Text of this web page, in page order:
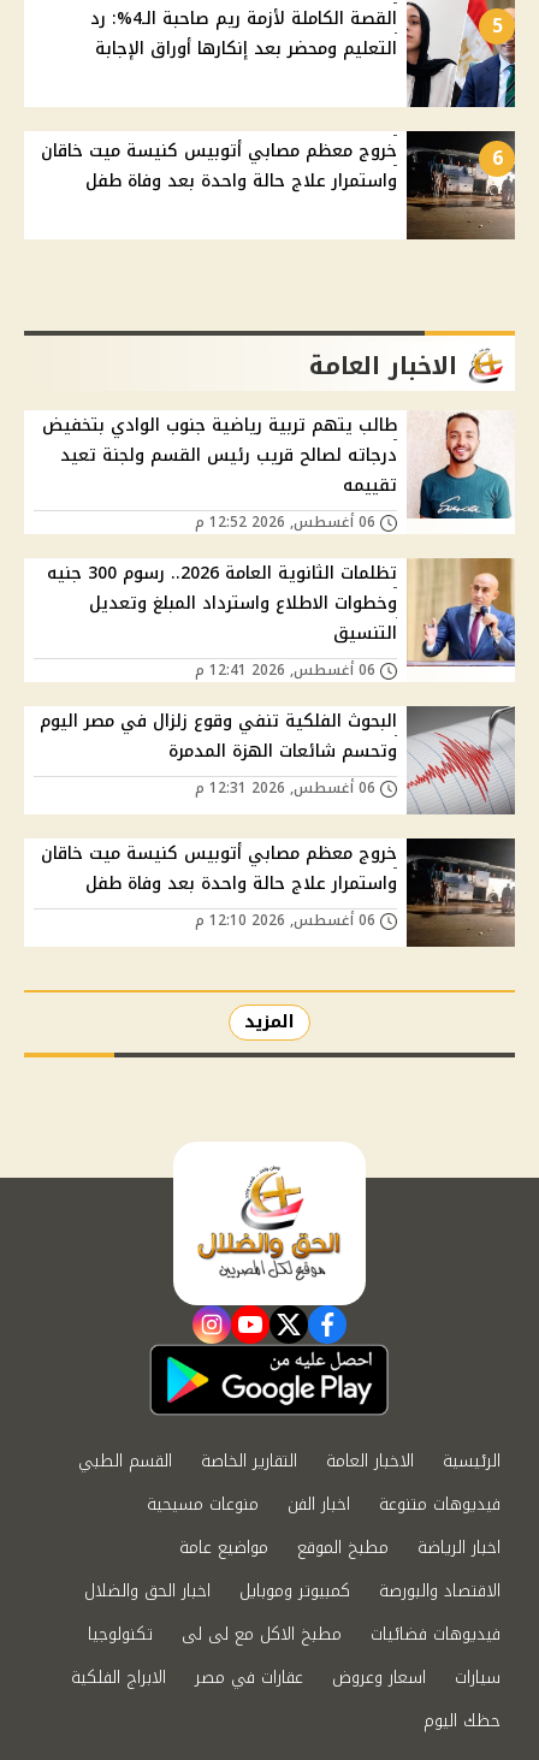
5
القصة الكاملة لأزمة ريم صاحبة الـ4%: رد
التعليم ومحضر بعد إنكارها أوراق الإجابة
6
خروج معظم مصابي أتوبيس كنيسة ميت خاقان
واستمرار علاج حالة واحدة بعد وفاة طفل
الاخبار العامة
طالب يتهم تربية رياضية جنوب الوادي بتخفيض
درجاته لصالح قريب رئيس القسم ولجنة تعيد
تقييمه
تظلمات الثانوية العامة 2026.. رسوم 300 جنيه
وخطوات الاطلاع واسترداد المبلغ وتعديل
التنسيق
البحوث الفلكية تنفي وقوع زلزال في مصر اليوم
وتحسم شائعات الهزة المدمرة
خروج معظم مصابي أتوبيس كنيسة ميت خاقان
واستمرار علاج حالة واحدة بعد وفاة طفل
المزيد
facebook
twitter
youtube
instagram
الرئيسية الاخبار العامة التقارير الخاصة
القسم الطبي
فيديوهات متنوعة
اخبار الفن
منوعات مسيحية
اخبار الرياضة
مطبخ الموقع
مواضيع عامة
الاقتصاد والبورصة
كمبيوتر وموبايل
اخبار الحق والضلال
فيديوهات فضائيات
مطبخ الاكل مع لى لى
تكنولوجيا
سيارات
اسعار وعروض عقارات في مصر
الابراج الفلكية
حظك اليوم